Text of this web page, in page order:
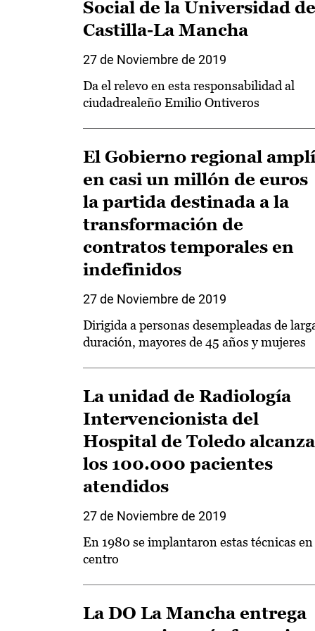
Social de la Universidad de
Castilla-La Mancha
27 de Noviembre de 2019
Da el relevo en esta responsabilidad al
ciudadrealeño Emilio Ontiveros
El Gobierno regional
en casi un millón de euros
la partida destinada a la
transformación de
contratos temporales en
indefinidos
27 de Noviembre de 2019
Dirigida a personas desempleadas de
duración, mayores de 45 años y mujeres
La unidad de Radiología
Intervencionista del
Hospital de Toledo alcanza
los 100.000 pacientes
atendidos
27 de Noviembre de 2019
En 1980 se implantaron estas técnicas
centro
La DO La Mancha entrega